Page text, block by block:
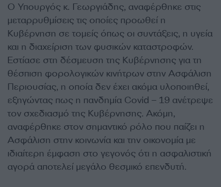
Ο Υπουργός κ. Γεωργιάδης, αναφέρθηκε στις
μεταρρυθμίσεις τις οποίες προωθεί η
Κυβέρνηση σε τομείς όπως οι συντάξεις, η υγεία
και η διαχείριση των φυσικών καταστροφών.
Εστίασε στη δέσμευση της Κυβέρνησης για τη
θέσπιση φορολογικών κινήτρων στην Ασφάλιση
Περιουσίας, η οποία δεν έχει ακόμα υλοποιηθεί,
εξηγώντας πως η πανδημία Covid – 19 ανέτρεψε
τον σχεδιασμό της Κυβέρνησης. Ακόμη,
αναφέρθηκε στον σημαντικό ρόλο που παίζει η
Ασφάλιση στην κοινωνία και την οικονομία με
ιδιαίτερη έμφαση στο γεγονός ότι η ασφαλιστική
αγορά αποτελεί μεγάλο θεσμικό επενδυτή.